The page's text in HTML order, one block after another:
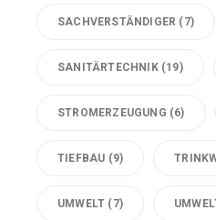
SACHVERSTÄNDIGER (7)
SANITÄRTECHNIK(19)
STROMERZEUGUNG (6)
TIEFBAU (9)
UMWELT (7)